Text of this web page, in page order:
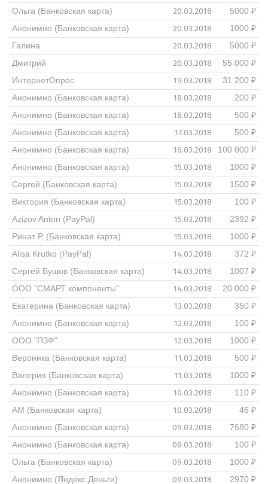
Ольга (Банковская карта)
20.03.2018
5000 ₽
Анонимно (Банковская карта)
20.03.2018
1000 ₽
Галина
20.03.2018
5000 ₽
Дмитрий
20.03.2018
55 000 ₽
ИнтернетОпрос
19.03.2018
31 200 ₽
Анонимно (Банковская карта)
18.03.2018
200 ₽
Анонимно (Банковская карта)
18.03.2018
500 ₽
Анонимно (Банковская карта)
17.03.2018
500 ₽
Анонимно (Банковская карта)
16.03.2018
100 000 ₽
Анонимно (Банковская карта)
15.03.2018
1000 ₽
Сергей (Банковская карта)
15.03.2018
1500 ₽
Виктория (Банковская карта)
15.03.2018
100 ₽
Azizov Anton (PayPal)
15.03.2018
2392 ₽
Ринат Р. (Банковская карта)
15.03.2018
1000 ₽
Alisa Krutko (PayPal)
14.03.2018
372 ₽
Сергей Бушов (Банковская карта)
14.03.2018
1007 ₽
ООО "СМАРТ компоненты"
14.03.2018
20 000 ₽
Екатерина (Банковская карта)
13.03.2018
350 ₽
Анонимно (Банковская карта)
12.03.2018
100 ₽
ООО "ПЗФ"
12.03.2018
1000 ₽
Вероника (Банковская карта)
11.03.2018
500 ₽
Валерия (Банковская карта)
11.03.2018
1000 ₽
Анонимно (Банковская карта)
10.03.2018
110 ₽
АМ (Банковская карта)
10.03.2018
46 ₽
Анонимно (Банковская карта)
09.03.2018
7680 ₽
Анонимно (Банковская карта)
09.03.2018
100 ₽
Ольга (Банковская карта)
09.03.2018
1000 ₽
Анонимно (Яндекс.Деньги)
09.03.2018 2970 ₽